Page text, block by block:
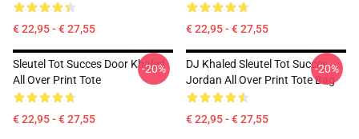
€ 22,95 - € 27,55 € 22,95 - € 27,55
Sleutel Tot Succes Door Khaled
All Over Print Tote
€ 22,95 - € 27,55
-20%
DJ Khaled Sleutel Tot Succes
Jordan All Over Print Tote Bag
€ 22,95 - € 27,55
-20%